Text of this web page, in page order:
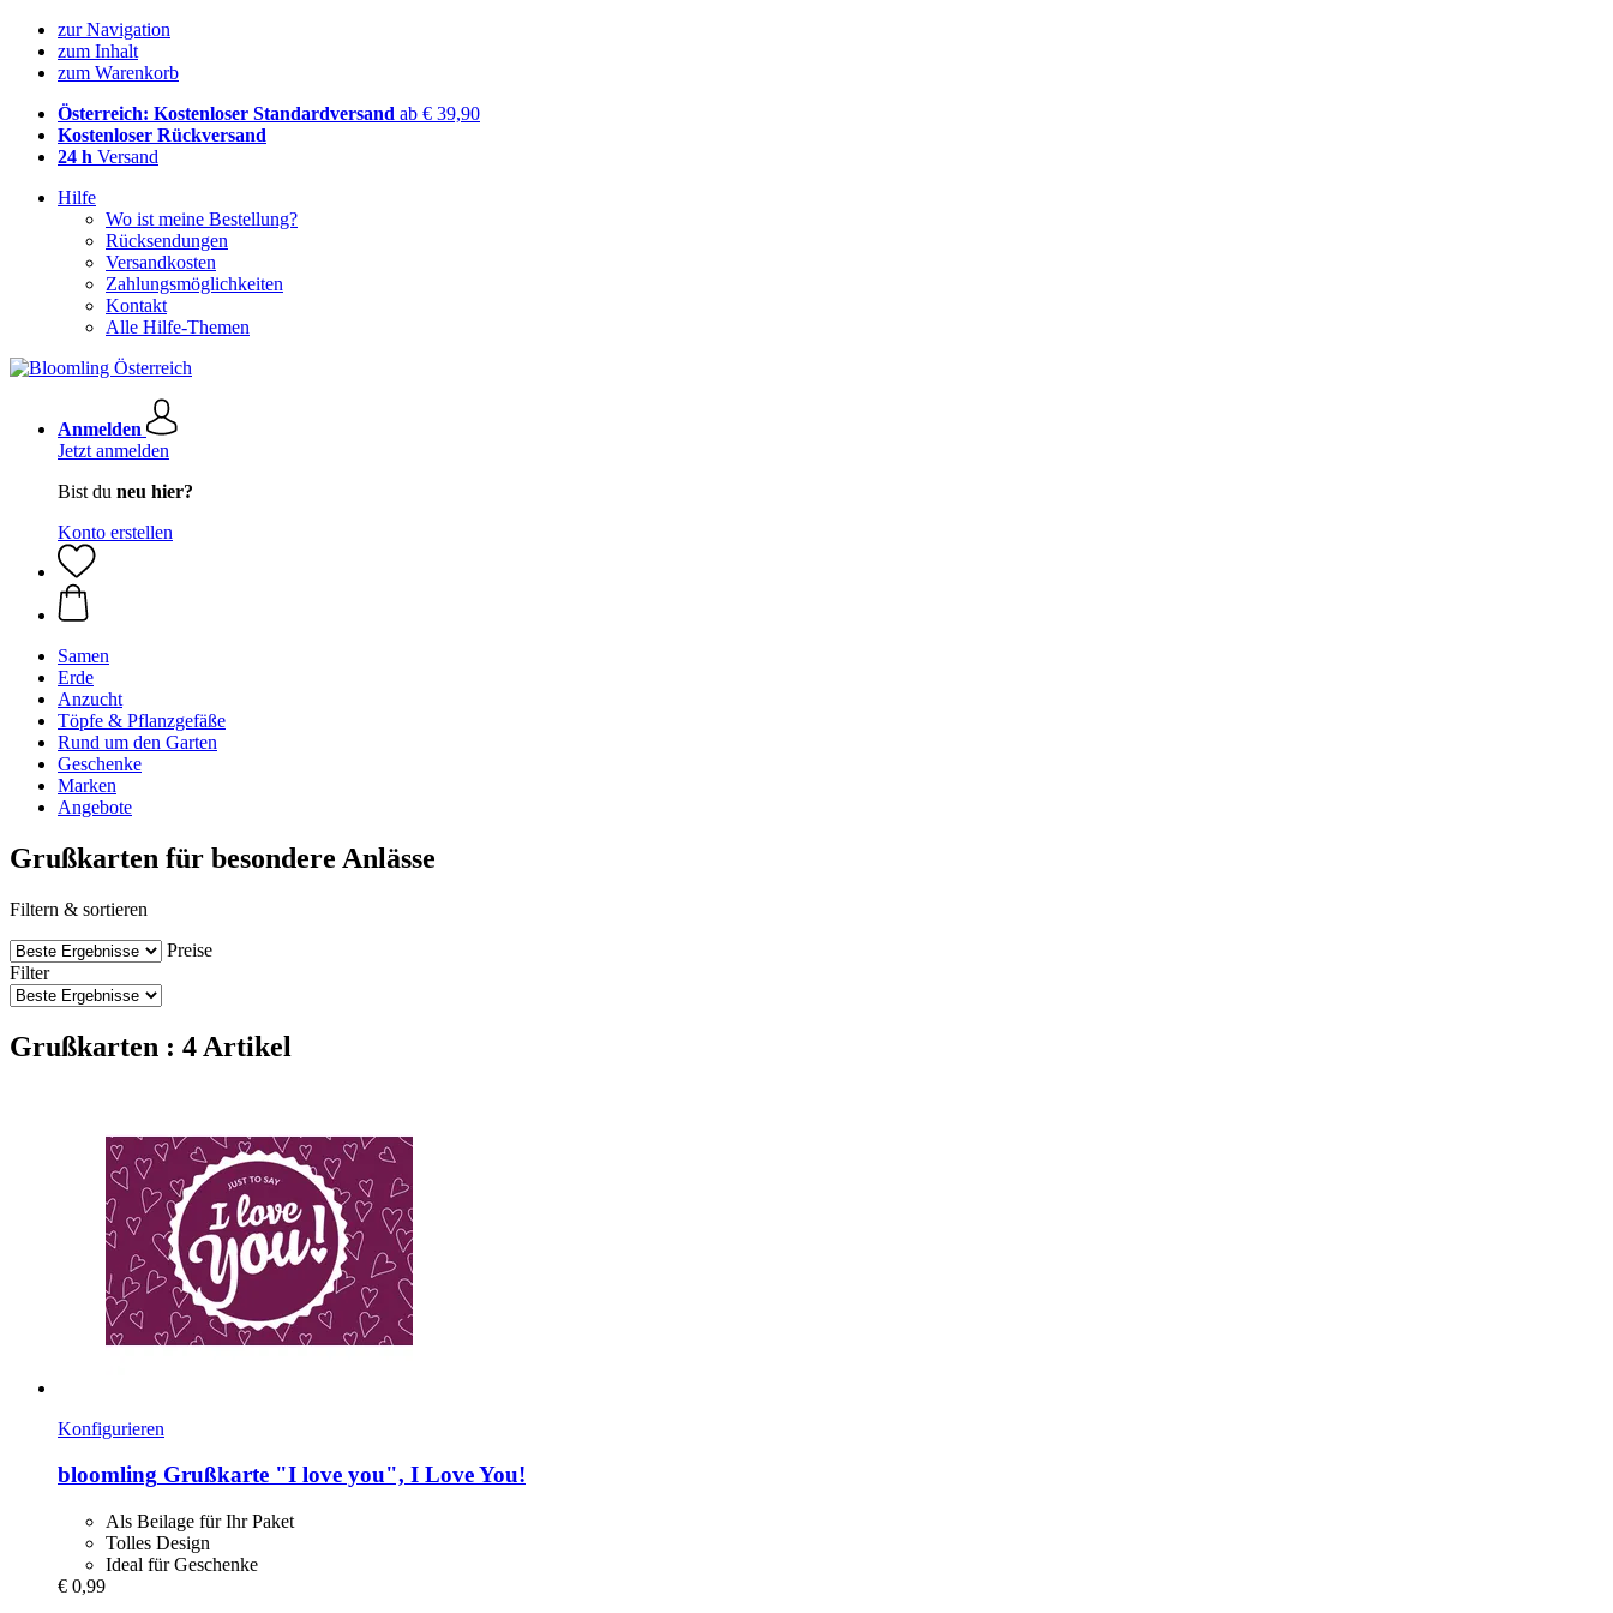
zur Navigation
zum Inhalt
zum Warenkorb
Österreich: Kostenloser Standardversand ab € 39,90
Kostenloser Rückversand
24 h Versand
Hilfe
Wo ist meine Bestellung?
Rücksendungen
Versandkosten
Zahlungsmöglichkeiten
Kontakt
Alle Hilfe-Themen
Anmelden
Jetzt anmelden
Bist du neu hier?
Konto erstellen
Samen
Erde
Anzucht
Töpfe & Pflanzgefäße
Rund um den Garten
Geschenke
Marken
Angebote
Grußkarten für besondere Anlässe
Filtern & sortieren
Preise
Filter
Grußkarten : 4 Artikel
Konfigurieren
bloomling Grußkarte "I love you", I Love You!
Als Beilage für Ihr Paket
Tolles Design
Ideal für Geschenke
€ 0,99